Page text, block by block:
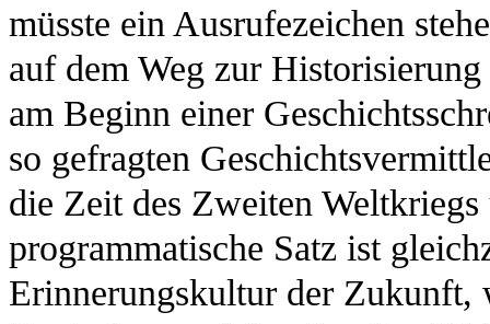
müsste ein Ausrufezeichen
auf dem Weg zur
am Beginn einer
so gefragten
die Zeit des Zweiten
programmatische Satz ist
Erinnerungskultur der